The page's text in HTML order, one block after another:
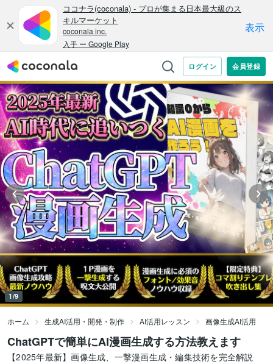
1/9
ホーム 生成AI活用・開発・制作 AI活用レッスン 画像生成AI活用
ChatGPTで簡単にAI漫画生成する方法教えます
【2025年最新】画像生成、一撃漫画生成・編集技術を完全解説